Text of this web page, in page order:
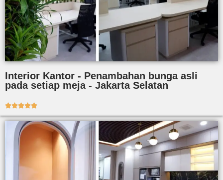
Interior Kantor - Penambahan bunga asli
pada setiap meja - Jakarta Selatan
